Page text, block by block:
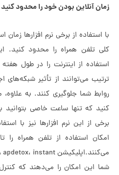
بودن خود را محدود کنید
از برخی نرم افزارها زمان استفاده
همراه را محدود کنید. این
از اینترنت را در طول هفته به
از تأثیر شبکه‌های اجتماعی
جلوگیری کنند. به علاوه، می‌توانید
تنها ساعت خاصی بتوانید به
این نرم افزارها نیز با استفاده از
از تلفن همراه را تا زمان
امکان را می‌دهند که کنترل بیشتری